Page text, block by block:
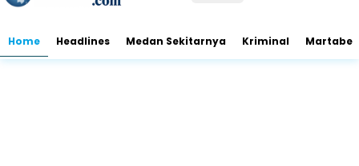
Home Headlines Medan Sekitarnya Kriminal Martabe